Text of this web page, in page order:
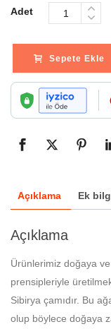
Adet
Sepete Ekle
Açıklama Ek
Açıklama
Ürünlerimiz doğaya
prensipleriyle
Sibirya çamıdır. Bu
olup böylece doğaya